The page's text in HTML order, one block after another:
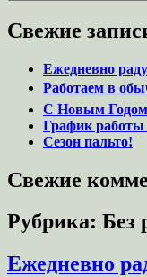
Свежие
Ежедневно
Работаем в
С Новым
График работы
Сезон пальто!
Свежие
Рубрика: Без
Ежедневно